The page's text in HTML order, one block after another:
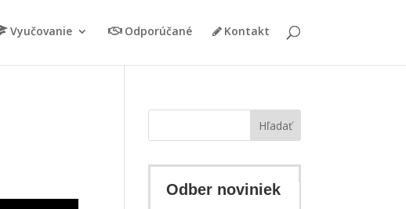
Vyučovanie Odporúčané Kontakt
Hľadať
Odber noviniek